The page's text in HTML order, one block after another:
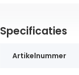
Specificaties
Artikelnummer